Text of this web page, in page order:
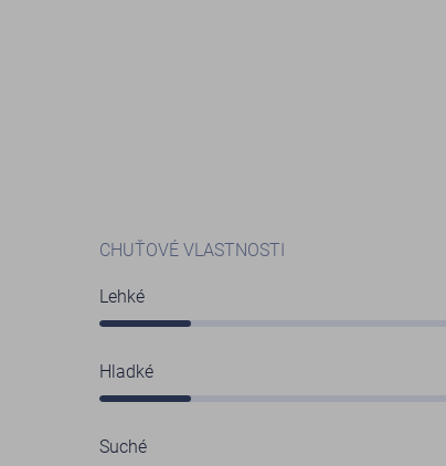
CHUŤOVÉ VLASTNOSTI
Lehké
Hladké
Suché